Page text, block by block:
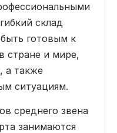
склад
готовым к
стране и мире,
а также
ситуациям.
среднего звена
занимаются